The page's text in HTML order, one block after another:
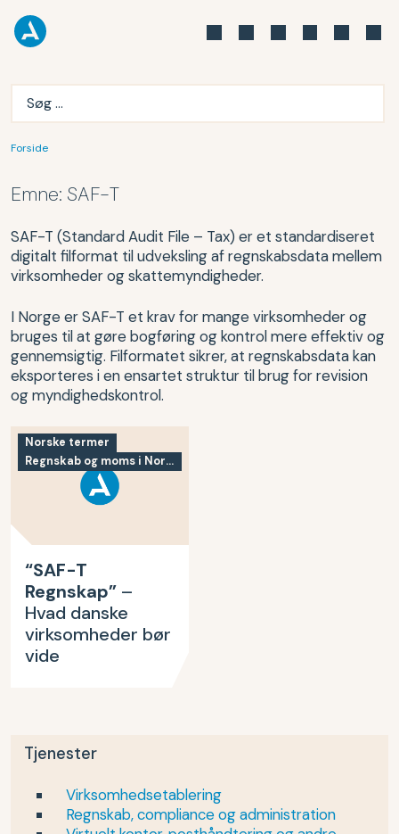
Forside
Emne: SAF-T
SAF-T (Standard Audit File – Tax) er et standardiseret
digitalt filformat til udveksling af regnskabsdata mellem
virksomheder og skattemyndigheder.
I Norge er SAF-T et krav for mange virksomheder og
bruges til at gøre bogføring og kontrol mere effektiv og
gennemsigtig. Filformatet sikrer, at regnskabsdata kan
eksporteres i en ensartet struktur til brug for revision
og myndighedskontrol.
“SAF-T
Regnskap” –
Hvad danske
virksomheder bør
vide
Norske termer
Regnskab og moms i Norge
Tjenester
Virksomhedsetablering
Regnskab, compliance og administration